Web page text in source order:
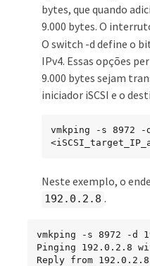
bytes, que quando
9.000 bytes. O
O switch -d define o
IPv4. Essas opções
9.000 bytes sejam
iniciador iSCSI e o
vmkping -s 8972 -d
Neste exemplo, o
192.0.2.8 .
vmkping -s 8972 -d
Pinging 192.0.2.8
Reply from